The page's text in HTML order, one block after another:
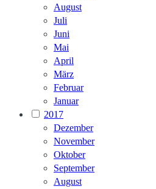
August
Juli
Juni
Mai
April
März
Februar
Januar
2017
Dezember
November
Oktober
September
August